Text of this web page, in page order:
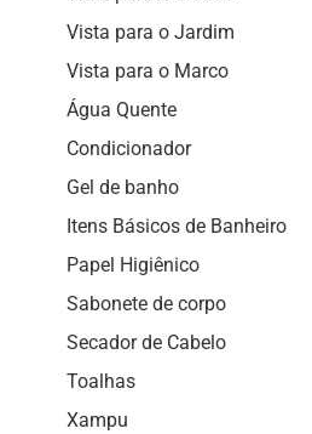
Vista para o Jardim
Vista para o Marco
Água Quente
Condicionador
Gel de banho
Itens Básicos de Banheiro
Papel Higiênico
Sabonete de corpo
Secador de Cabelo
Toalhas
Xampu